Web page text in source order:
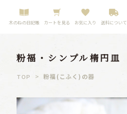
木のねの日記帳 カートを見る お気に入り 送料について
粉福・シンプル楕円皿
TOP >粉福(こふく)の器